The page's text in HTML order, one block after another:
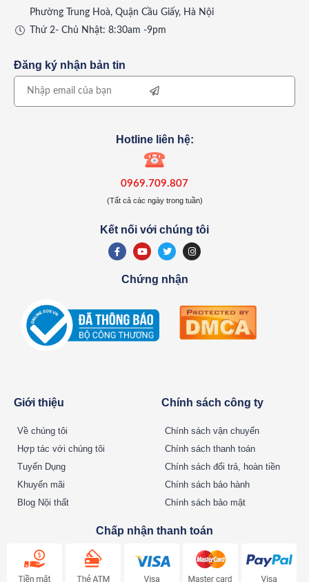
Giới thiệu
Về chúng tôi
Hợp tác với chúng tôi
Tuyển Dụng
Khuyến mãi
Blog Nội thất
Chính sách công ty
Chính sách vận chuyển
Chính sách thanh toán
Chính sách đổi trả, hoàn tiền
Chính sách bảo hành
Chính sách bảo mật
Chấp nhận thanh toán
Hotline liên hệ:
0969.709.807
(Tất cả các ngày trong tuần)
Kết nối với chúng tôi
Chứng nhận
Phường Trung Hoà, Quận Cầu Giấy, Hà Nội
Thứ 2- Chủ Nhật: 8:30am -9pm
Đăng ký nhận bản tin